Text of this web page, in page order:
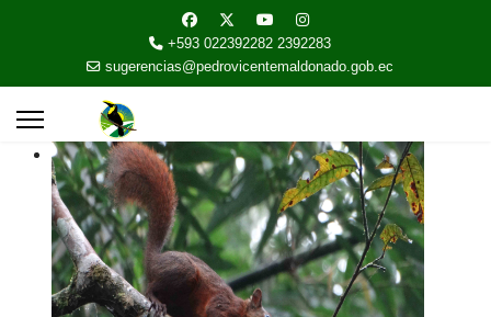
+593 022392282 2392283
sugerencias@pedrovicentemaldonado.gob.ec